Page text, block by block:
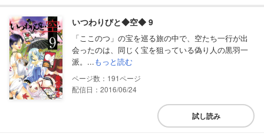
いつわりびと◆空◆ 9
「ここのつ」の宝を巡る旅の中で、空たち一行が出
会ったのは、同じく宝を狙っている偽り人の黒羽一
派。...もっと読む
191
配信日：2016/06/24
試し読み